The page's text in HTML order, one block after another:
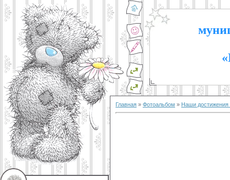
Главная » Фотоальбом » Наши достижения